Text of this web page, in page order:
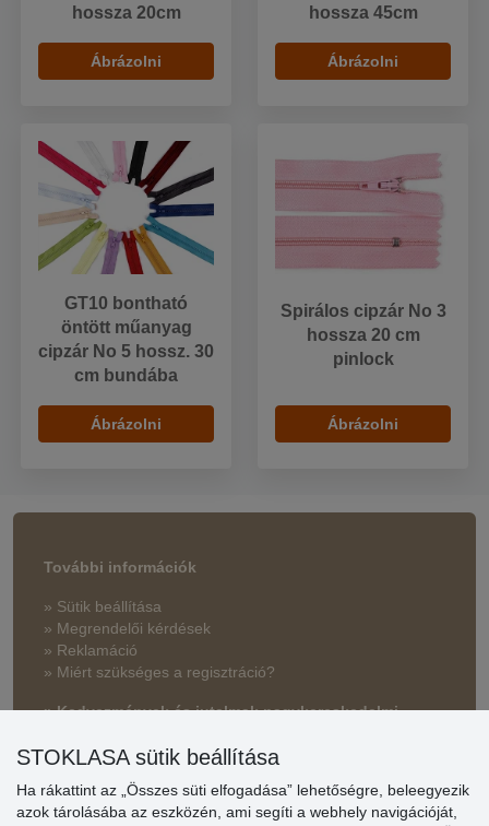
hossza 20cm
Ábrázolni
hossza 45cm
Ábrázolni
GT10 bontható
öntött műanyag
cipzár No 5 hossz. 30
cm bundába
Ábrázolni
Spirálos cipzár No 3
hossza 20 cm
pinlock
Ábrázolni
További információk
» Sütik beállítása
» Megrendelői kérdések
» Reklamáció
» Miért szükséges a regisztráció?
» Kedvezmények és jutalmak nagykereskedelmi
STOKLASA sütik beállítása
Ha rákattint az „Összes süti elfogadása” lehetőségre, beleegyezik
azok tárolásába az eszközén, ami segíti a webhely navigációját,